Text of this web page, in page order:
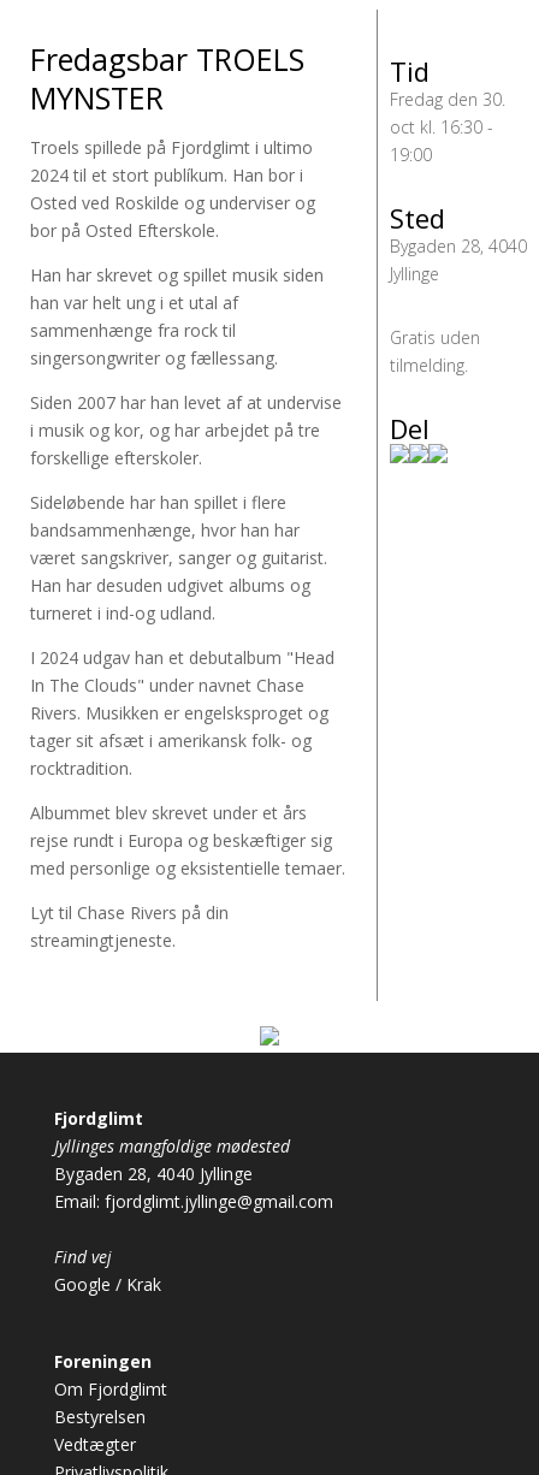
Fredagsbar TROELS
MYNSTER
Troels spillede på Fjordglimt i ultimo
2024 til et stort publíkum. Han bor i
Osted ved Roskilde og underviser og
bor på Osted Efterskole.
Han har skrevet og spillet musik siden
han var helt ung i et utal af
sammenhænge fra rock til
singersongwriter og fællessang.
Siden 2007 har han levet af at undervise
i musik og kor, og har arbejdet på tre
forskellige efterskoler.
Sideløbende har han spillet i flere
bandsammenhænge, hvor han har
været sangskriver, sanger og guitarist.
Han har desuden udgivet albums og
turneret i ind-og udland.
I 2024 udgav han et debutalbum "Head
In The Clouds" under navnet Chase
Rivers. Musikken er engelsksproget og
tager sit afsæt i amerikansk folk- og
rocktradition.
Albummet blev skrevet under et års
rejse rundt i Europa og beskæftiger sig
med personlige og eksistentielle temaer.
Lyt til Chase Rivers på din
streamingtjeneste.
Tid
Fredag den 30.
oct kl. 16:30 -
19:00
Sted
Bygaden 28, 4040
Jyllinge
Gratis uden
tilmelding.
Del
Fjordglimt
Jyllinges mangfoldige mødested
Bygaden 28, 4040 Jyllinge
Email: fjordglimt.jyllinge@gmail.com
Find vej
Google / Krak
Foreningen
Om Fjordglimt
Bestyrelsen
Vedtægter